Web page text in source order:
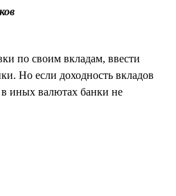
по своим вкладам, ввести
Но если доходность вкладов
в иных валютах банки не